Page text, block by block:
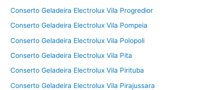
Conserto Geladeira Electrolux Vila Progredior
Conserto Geladeira Electrolux Vila Pompeia
Conserto Geladeira Electrolux Vila Polopoli
Conserto Geladeira Electrolux Vila Pita
Conserto Geladeira Electrolux Vila Pirituba
Conserto Geladeira Electrolux Vila Pirajussara